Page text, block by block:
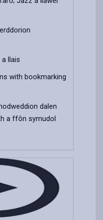
llais
with bookmarking
dalen
a ffôn symudol